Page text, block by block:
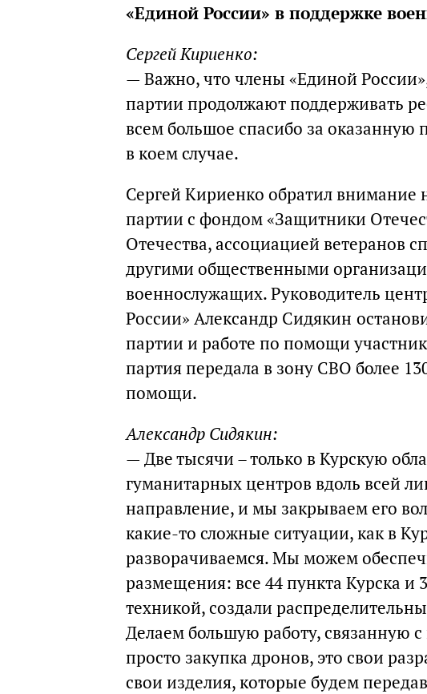
«Единой России» в поддержке
Сергей Кириенко:
— Важно, что члены «Единой
партии продолжают поддерживать
всем большое спасибо за
в коем случае.
Сергей Кириенко обратил внимание
партии с фондом «Защитники
Отечества, ассоциацией ветеранов
другими общественными
военнослужащих. Руководитель
России» Александр Сидякин
партии и работе по помощи
партия передала в зону СВО более
помощи.
Александр Сидякин:
— Две тысячи – только в Курскую
гуманитарных центров вдоль всей
направление, и мы закрываем его
какие-то сложные ситуации, как в
разворачиваемся. Мы можем
размещения: все 44 пункта Курска
техникой, создали
Делаем большую работу, связанную
просто закупка дронов, это свои
свои изделия, которые будем